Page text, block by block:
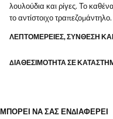
λουλούδια και ρίγες. Το
το αντίστοιχο
ΛΕΠΤΟΜΈΡΕΙΕΣ, ΣΎΝΘΕΣΗ
ΔΙΑΘΕΣΙΜΌΤΗΤΑ ΣΕ
ΜΠΟΡΕΊ ΝΑ ΣΑΣ ΕΝΔΙΑΦΈΡΕΙ